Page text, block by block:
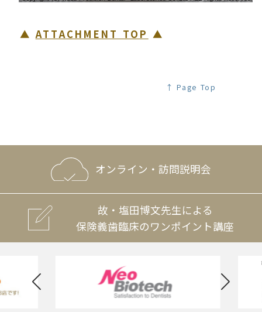
▲ATTACHMENT TOP ▲
↑ Page Top
オンライン・訪問説明会
故・塩田博文先生による
保険義歯臨床のワンポイント講座